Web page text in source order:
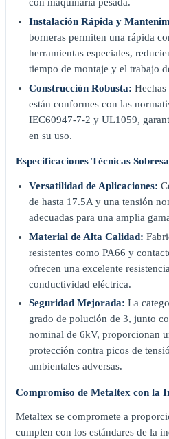
Instalación Rápida y
borneras permiten una rápida
herramientas especiales,
tiempo de montaje y el trabajo
Construcción Robusta: Hechas
están conformes con las
IEC60947-7-2 y UL1059,
en su uso.
Especificaciones Técnicas
Versatilidad de Aplicaciones:
de hasta 17.5A y una tensión
adecuadas para una amplia
Material de Alta Calidad:
resistentes como PA66 y
ofrecen una excelente
conductividad eléctrica.
Seguridad Mejorada: La
grado de polución de 3, junto
nominal de 6kV, proporcionan
protección contra picos de
ambientales adversas.
Compromiso de Metaltex con la
Metaltex se compromete a
cumplen con los estándares de la